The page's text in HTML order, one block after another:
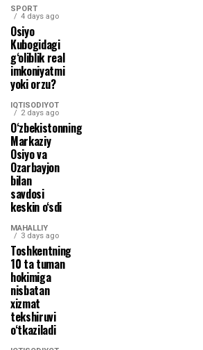
SPORT
4 days ago
Osiyo
Kubogidagi
g‘oliblik real
imkoniyatmi
yoki orzu?
IQTISODIYOT
2 days ago
O‘zbekistonning
Markaziy
Osiyo va
Ozarbayjon
bilan
savdosi
keskin o‘sdi
MAHALLIY
3 days ago
Toshkentning
10 ta tuman
hokimiga
nisbatan
xizmat
tekshiruvi
o‘tkaziladi